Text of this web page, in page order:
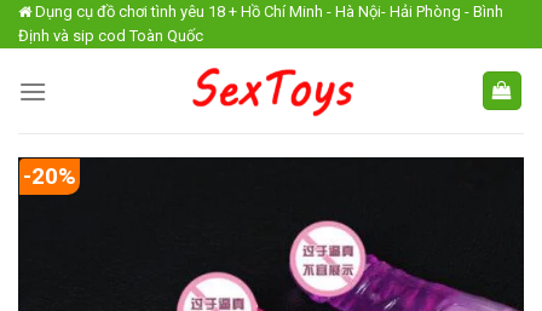
Skip
to
Dụng cụ đồ chơi tình yêu 18 + Hồ Chí Minh - Hà Nội- Hải Phòng - Bình
Định và sip cod Toàn Quốc
-20%